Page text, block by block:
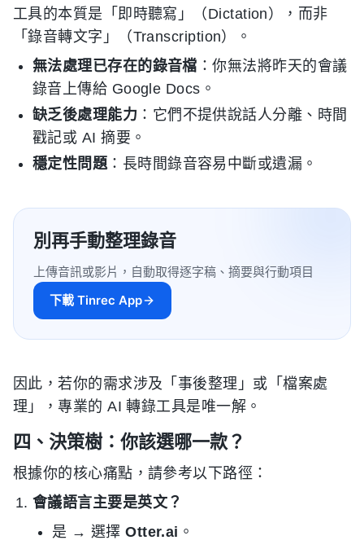
工具的本質是「即時聽寫」（Dictation），而非
「錄音轉文字」（Transcription）。
無法處理已存在的錄音檔 ：你無法將昨天的會議
錄音上傳給 Google Docs。
缺乏後處理能力 ：它們不提供說話人分離、時間
戳記或 AI 摘要。
穩定性問題：長時間錄音容易中斷或遺漏。
別再手動整理錄音
上傳音訊或影片，自動取得逐字稿、摘要與行動項目
下載 Tinrec App
因此，若你的需求涉及「事後整理」或「檔案處
理」，專業的 AI 轉錄工具是唯一解。
四、決策樹：你該選哪一款？
根據你的核心痛點，請參考以下路徑：
會議語言主要是英文？
是 → 選擇Otter.ai 。